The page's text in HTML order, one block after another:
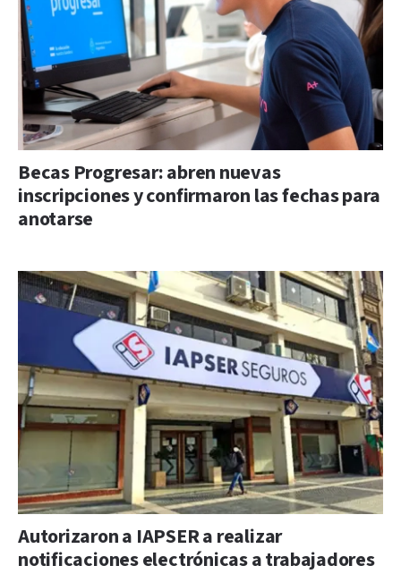
Becas Progresar: abren nuevas
inscripciones y confirmaron las fechas para
anotarse
Autorizaron a IAPSER a realizar
notificaciones electrónicas a trabajadores